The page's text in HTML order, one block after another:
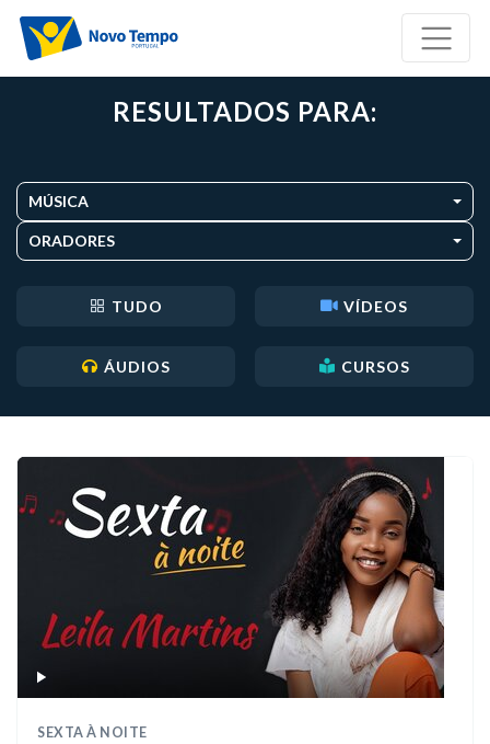
RESULTADOS PARA:
MÚSICA
ORADORES
TUDO VÍDEOS
ÁUDIOS CURSOS
SEXTA À NOITE